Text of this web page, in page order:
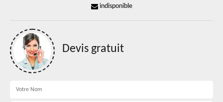
indisponible
Devis gratuit